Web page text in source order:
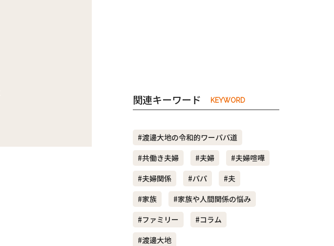
関連キーワード KEYWORD
#渡邊大地の令和的ワーパパ道
#共働き夫婦
#夫婦
#夫婦喧嘩
#夫婦関係
#パパ
#夫
#家族
#家族や人間関係の悩み
#ファミリー
#コラム
#渡邊大地